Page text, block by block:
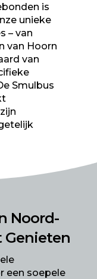
is
unieke
– van
van Hoorn
van
Smulbus
Noord-
Genieten
een soepele